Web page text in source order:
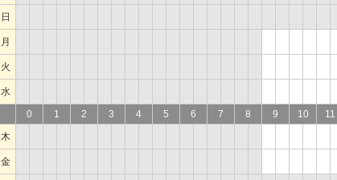
日
月
火
水
0
1 2 3 4 5 6 7 8 9 10 11
木
金